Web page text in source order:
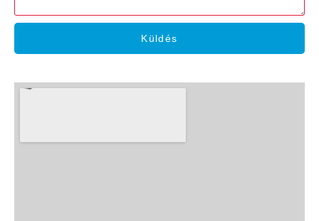
Küldés